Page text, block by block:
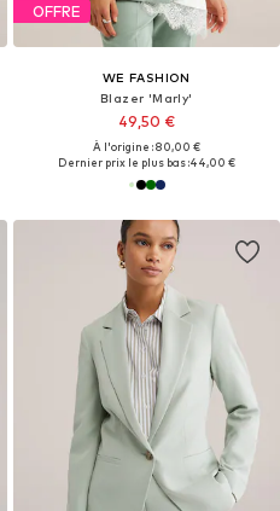
OFFRE
WE FASHION
Blazer 'Marly'
49,50 €
À l'origine : 80,00 €
Dernier prix le plus bas :44,00 €